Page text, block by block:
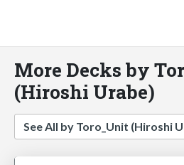
More Decks by
(Hiroshi Urabe)
See All by Toro_Unit (Hiroshi